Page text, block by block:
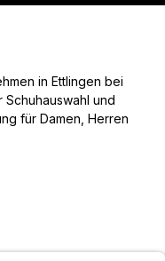
in Ettlingen bei
Schuhauswahl und
für Damen, Herren